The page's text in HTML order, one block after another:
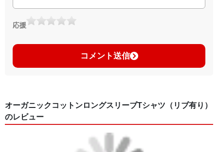
応援
コメント送信
オーガニックコットンロングスリーブTシャツ（リブ有り）
のレビュー